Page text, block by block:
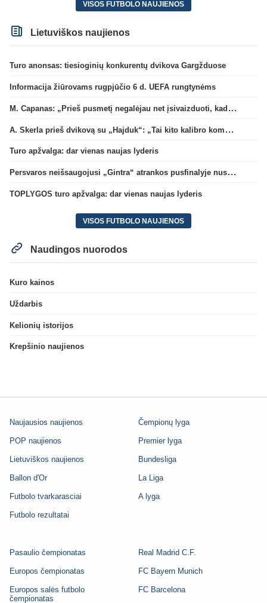
VISOS FUTBOLO NAUJIENOS
Lietuviškos naujienos
Turo anonsas: tiesioginių konkurentų dvikova Gargžduose
Informacija žiūrovams rugpjūčio 6 d. UEFA rungtynėms
M. Capanas: „Prieš pusmetį negalėjau net įsivaizduoti, kad žaisime prieš „Hajduk“
A. Skerla prieš dvikovą su „Hajduk“: „Tai kito kalibro komanda“
Turo apžvalga: dar vienas naujas lyderis
Persvaros neišsaugojusi „Gintra“ atrankos pusfinalyje nusileido Škotijos čempionėms
TOPLYGOS turo apžvalga: dar vienas naujas lyderis
VISOS FUTBOLO NAUJIENOS
Naudingos nuorodos
Kuro kainos
Uždarbis
Kelionių istorijos
Krepšinio naujienos
Naujausios naujienos
POP naujienos
Lietuviškos naujienos
Ballon d'Or
Futbolo tvarkarasciai
Futbolo rezultatai
Čempionų lyga
Premier lyga
Bundesliga
La Liga
A lyga
Pasaulio čempionatas
Europos čempionatas
Europos salės futbolo
čempionatas
Real Madrid C.F.
FC Bayern Munich
FC Barcelona